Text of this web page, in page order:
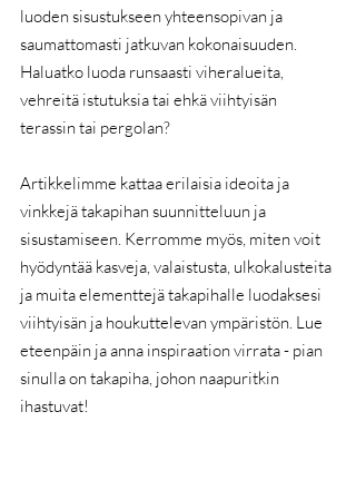
luoden sisustukseen yhteensopivan ja
saumattomasti jatkuvan kokonaisuuden.
Haluatko luoda runsaasti viheralueita,
vehreitä istutuksia tai ehkä viihtyisän
terassin tai pergolan?
Artikkelimme kattaa erilaisia ideoita ja
vinkkejä takapihan suunnitteluun ja
sisustamiseen. Kerromme myös, miten voit
hyödyntää kasveja, valaistusta, ulkokalusteita
ja muita elementtejä takapihalle luodaksesi
viihtyisän ja houkuttelevan ympäristön. Lue
eteenpäin ja anna inspiraation virrata - pian
sinulla on takapiha, johon naapuritkin
ihastuvat!